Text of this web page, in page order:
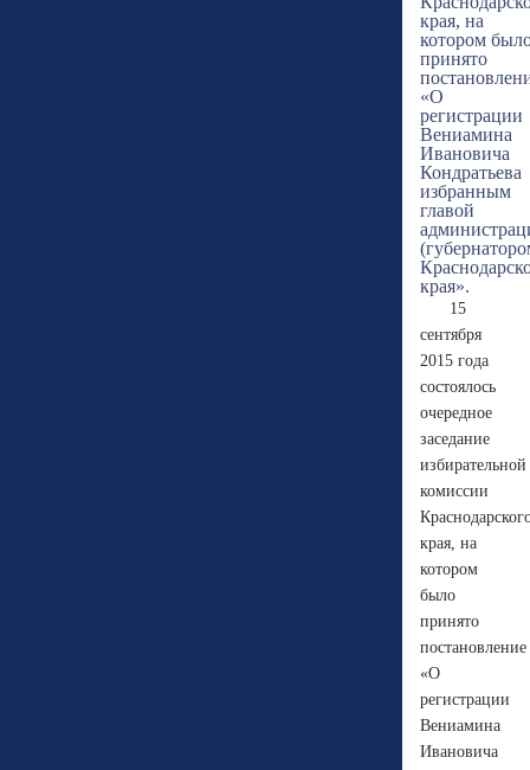
15
сентября
2015 года
состоялось
очередное
заседание
избирательной
комиссии
края, на
котором
было
принято
постановление
«О
регистрации
Вениамина
Ивановича